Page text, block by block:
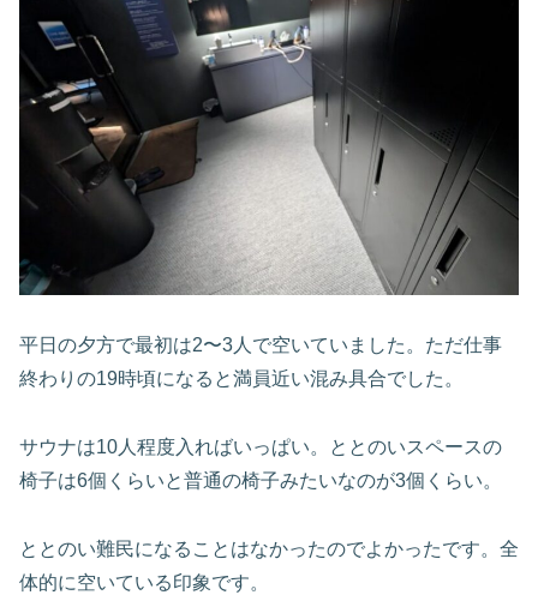
平日の夕方で最初は2〜3人で空いていました。ただ仕事
終わりの19時頃になると満員近い混み具合でした。
サウナは10人程度入ればいっぱい。ととのいスペースの
椅子は6個くらいと普通の椅子みたいなのが3個くらい。
ととのい難民になることはなかったのでよかったです。全
体的に空いている印象です。